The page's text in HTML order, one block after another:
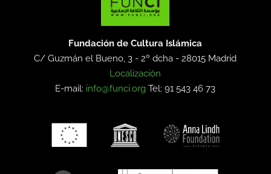
Fundación de Cultura Islámica
C/ Guzmán el Bueno, 3 - 2º dcha -28015 Madrid
Localización
E-mail: info@funci.org Tel: 91 543 46 73